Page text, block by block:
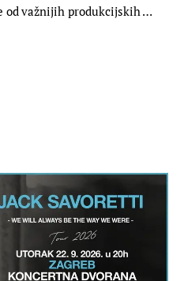
od važnijih produkcijskih …